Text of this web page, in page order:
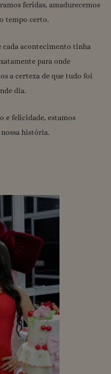
feridas, amadurecemos
tempo certo.
cada acontecimento tinha
para onde
a certeza de que tudo foi
dia.
e felicidade, estamos
história.